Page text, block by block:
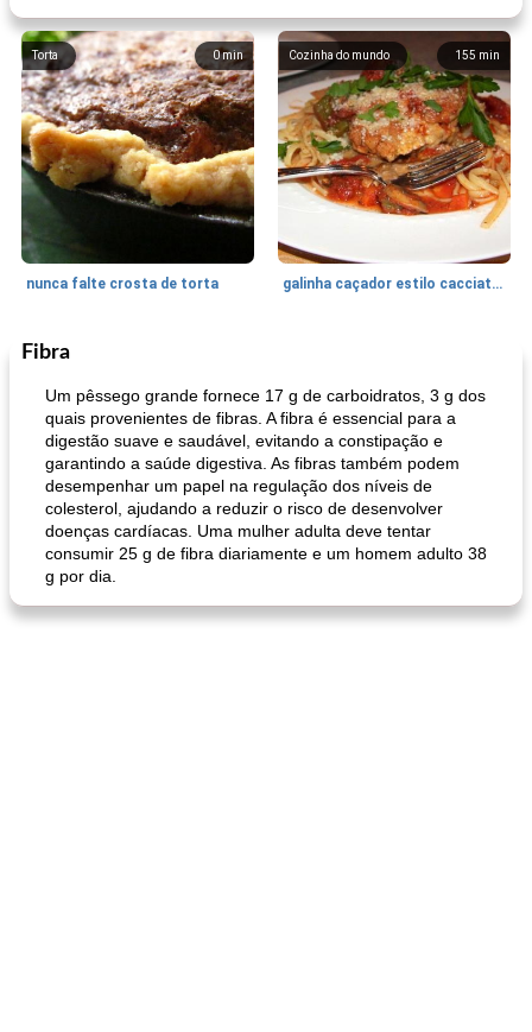
0min
Torta
nunca falte crosta de torta
155 min
Cozinha do mundo
galinha caçador estilo cacciatore
Feriados e Eventos
queijo festivo mergulho 'slaw'
Fibra
Um pêssego grande fornece 17 g de carboidratos, 3 g dos
quais provenientes de fibras. A fibra é essencial para a
digestão suave e saudável, evitando a constipação e
garantindo a saúde digestiva. As fibras também podem
desempenhar um papel na regulação dos níveis de
colesterol, ajudando a reduzir o risco de desenvolver
doenças cardíacas. Uma mulher adulta deve tentar
consumir 25 g de fibra diariamente e um homem adulto 38
g por dia.